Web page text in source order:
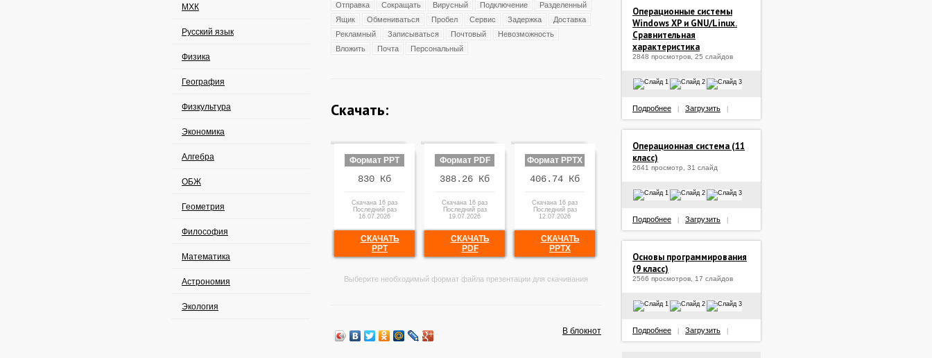
МХК
Русский язык
Физика
География
Физкультура
Экономика
Алгебра
ОБЖ
Геометрия
Философия
Математика
Астрономия
Экология
Отправка
Сокращать Вирусный Подключение
Разделенный
Ящик
Обмениваться Пробел Сервис Задержка
Доставка
Рекламный
Записываться Почтовый
Невозможность
Вложить
Почта Персональный
Скачать:
Формат PPT
830 Кб
Скачана 16 раз
Последний раз
16.07.2026
СКАЧАТЬ
PPT
Формат PDF
388.26 Кб
Скачана 16 раз
Последний раз
19.07.2026
СКАЧАТЬ
PDF
Формат PPTX
406.74 Кб
Скачана 16 раз
Последний раз
12.07.2026
СКАЧАТЬ
PPTX
Выберите необходимый формат файла презентации для скачивания
В блокнот
Операционные системы
Windows XP и GNU/Linux.
Сравнительная
характеристика
2848 просмотров, 25 слайдов
Подробнее Загрузить
Операционная система (11
класс)
2641 просмотр, 31 слайд
Подробнее Загрузить
Основы программирования
(9 класс)
2566 просмотров, 17 слайдов
Подробнее Загрузить